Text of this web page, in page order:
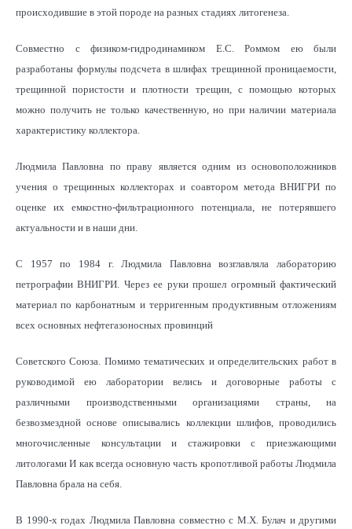
происходившие в этой породе на разных стадиях литогенеза.
Совместно с физиком-гидродинамиком Е.С. Роммом ею были
разработаны формулы подсчета в шлифах трещинной проницаемости,
трещинной пористости и плотности трещин, с помощью которых
можно получить не только качественную, но при наличии материала
характеристику коллектора.
Людмила Павловна по праву является одним из основоположников
учения о трещинных коллекторах и соавтором метода ВНИГРИ по
оценке их емкостно-фильтрационного потенциала, не потерявшего
актуальности и в наши дни.
С 1957 по 1984 г. Людмила Павловна возглавляла лабораторию
петрографии ВНИГРИ. Через ее руки прошел огромный фактический
материал по карбонатным и терригенным продуктивным отложениям
всех основных нефтегазоносных провинций
Советского Союза. Помимо тематических и определительских работ в
руководимой ею лаборатории велись и договорные работы с
различными производственными организациями страны, на
безвозмездной основе описывались коллекции шлифов, проводились
многочисленные консультации и стажировки с приезжающими
литологами И как всегда основную часть кропотливой работы Людмила
Павловна брала на себя.
В 1990-х годах Людмила Павловна совместно с М.Х. Булач и другими